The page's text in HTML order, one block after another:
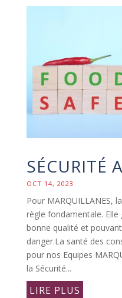
SÉCURITÉ
OCT 14, 2023
Pour MARQUILLANES,
règle fondamentale.
bonne qualité et
danger.La santé des
pour nos Equipes
la Sécurité...
LIRE PLUS